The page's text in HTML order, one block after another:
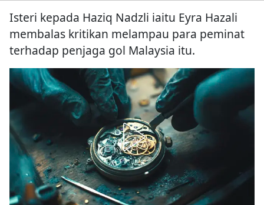
Isteri kepada Haziq Nadzli iaitu Eyra Hazali
membalas kritikan melampau para peminat
terhadap penjaga gol Malaysia itu.